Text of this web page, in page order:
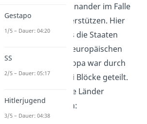
verpflichteten sich, einander im Falle
eines Krieges zu unterstützen. Hier
siehst du schon, dass die Staaten
durchaus mit einem europäischen
Krieg rechneten. Europa war durch
die Bündnisse in zwei Blöcke geteilt.
Hier siehst du, welche Länder
zusammenarbeiteten:
Gestapo
1/5 – Dauer: 04:20
SS
2/5 – Dauer: 05:17
Hitlerjugend
3/5 – Dauer: 04:38